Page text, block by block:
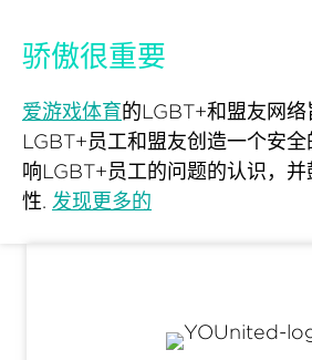
骄傲很重要
爱游戏体育的LGBT+和盟友网
LGBT+员工和盟友创造一个安
响LGBT+员工的问题的认识，
性. 发现更多的